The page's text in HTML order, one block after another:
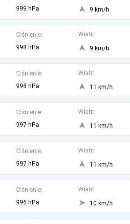
999 hPa
9 km/h
Ciśnienie:
998 hPa
Wiatr:
9 km/h
Ciśnienie:
998 hPa
Wiatr:
11 km/h
Ciśnienie:
997 hPa
Wiatr:
11 km/h
Ciśnienie:
997 hPa
Wiatr:
11 km/h
Ciśnienie:
996 hPa
Wiatr:
10 km/h